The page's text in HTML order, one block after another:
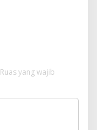
Ruas yang wajib